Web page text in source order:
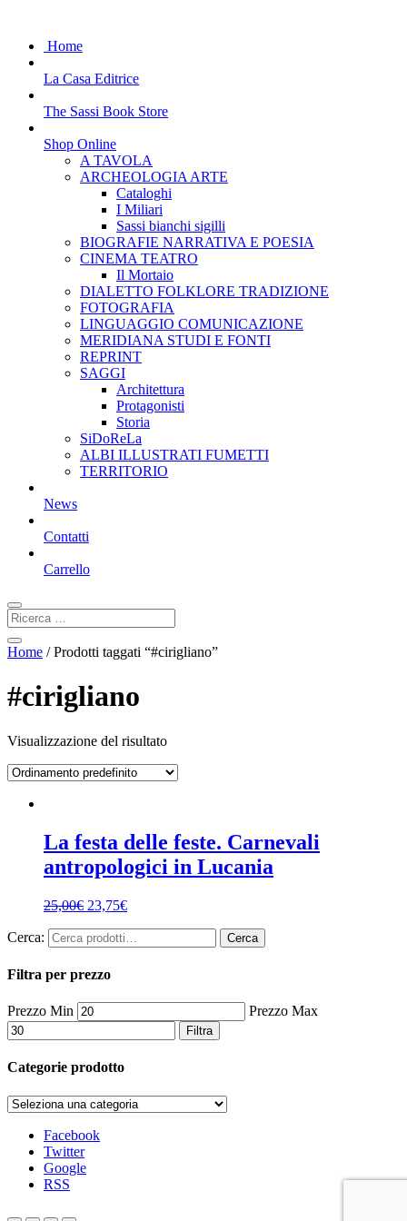
Home
La Casa Editrice
The Sassi Book Store
Shop Online
A TAVOLA
ARCHEOLOGIA ARTE
Cataloghi
I Miliari
Sassi bianchi sigilli
BIOGRAFIE NARRATIVA E POESIA
CINEMA TEATRO
Il Mortaio
DIALETTO FOLKLORE TRADIZIONE
FOTOGRAFIA
LINGUAGGIO COMUNICAZIONE
MERIDIANA STUDI E FONTI
REPRINT
SAGGI
Architettura
Protagonisti
Storia
SiDoReLa
ALBI ILLUSTRATI FUMETTI
TERRITORIO
News
Contatti
Carrello
Home / Prodotti taggati “#cirigliano”
#cirigliano
Visualizzazione del risultato
La festa delle feste. Carnevali
antropologici in Lucania
25,00€ 23,75€
Cerca: Cerca
Filtra per prezzo
Prezzo Min Prezzo Max
Filtra
Categorie prodotto
Facebook
Twitter
Google
RSS